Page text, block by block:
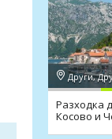
Други,
Разходка
Косово и